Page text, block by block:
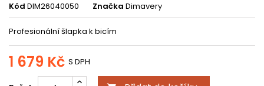
Kód DIM26040050 Značka Dimavery
Profesionální šlapka k bicím
1 679 Kč S DPH